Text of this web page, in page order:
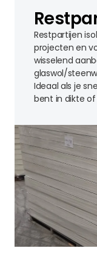
Restpartijen
projecten en
wisselend
glaswol/
Ideaal als je
bent in dikte of